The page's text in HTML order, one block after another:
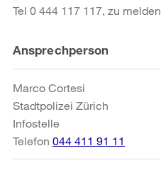
Tel 0 444 117 117, zu melden.
Weitere
Informationen
Ansprechperson
Marco Cortesi
Stadtpolizei Zürich
Infostelle
Telefon 044 411 91 11